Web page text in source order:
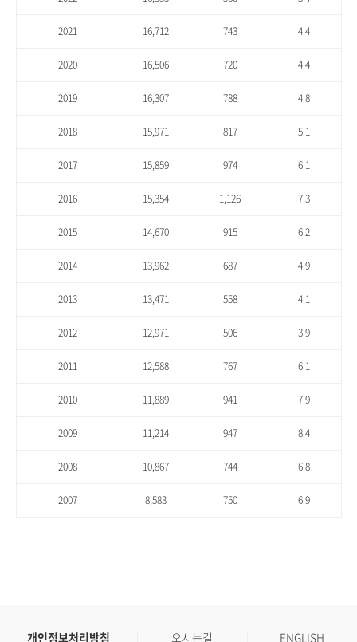
2021 16,712 743 4.4
2020 16,506 720 4.4
2019 16,307 788 4.8
2018 15,971 817 5.1
2017 15,859 974 6.1
2016 15,354 1,126 7.3
2015 14,670 915 6.2
2014 13,962 687 4.9
2013 13,471 558 4.1
2012 12,971 506 3.9
2011 12,588 767 6.1
2010 11,889 941 7.9
2009 11,214 947 8.4
2008 10,867 744 6.8
2007 8,583 750 6.9
개인정보처리방침 오시는길 ENGLISH